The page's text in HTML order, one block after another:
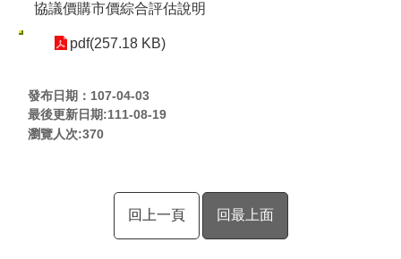
協議價購市價綜合評估說明
pdf(257.18 KB)
發布日期：107-04-03
最後更新日期:111-08-19
瀏覽人次:370
回上一頁 回最上面